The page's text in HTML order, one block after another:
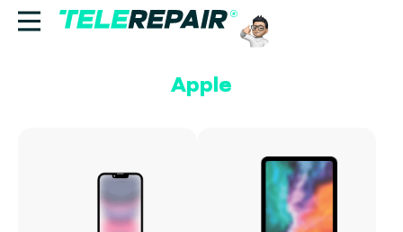
Find butik
Apple